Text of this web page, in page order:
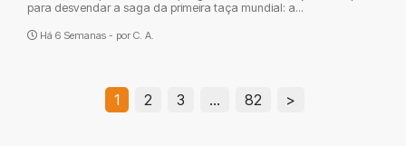
para desvendar a saga da primeira taça mundial: a...
Há 6 Semanas - por C. A.
1 2 3 … 82 >